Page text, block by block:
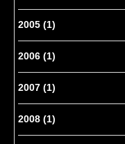
2005 (1)
2006 (1)
2007 (1)
2008 (1)